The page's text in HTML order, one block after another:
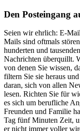
Den Posteingang
Seien wir ehrlich: E-
Mails sind oftmals
hunderten und
Nachrichten überquillt.
von denen Sie wissen,
filtern Sie sie heraus
daran, sich von allen
lesen. Richten Sie für
es sich um berufliche
Freunden und Familie
Tag fünf Minuten Zeit,
er nicht immer voller